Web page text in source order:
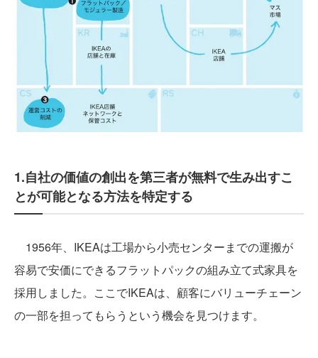
1.自社の価値の創出を第三者が無料で生み出すこ
とが可能となる方法を特定する
1956年、IKEAは工場から小売センターまでの運搬が
容易で安価にできるフラットパックの組み立て式家具を
採用しました。ここでIKEAは、顧客にバリューチェーン
の一部を担ってもらうという機会を見つけます。